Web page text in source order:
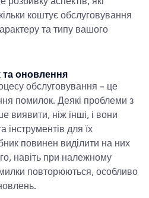
коштує обслуговування
та типу вашого
оновлення
обслуговування - це
помилок. Деякі проблеми з
виявити, ніж інші, і вони
інструментів для їх
повинен виділити на них
навіть при належному
повторюються, особливо